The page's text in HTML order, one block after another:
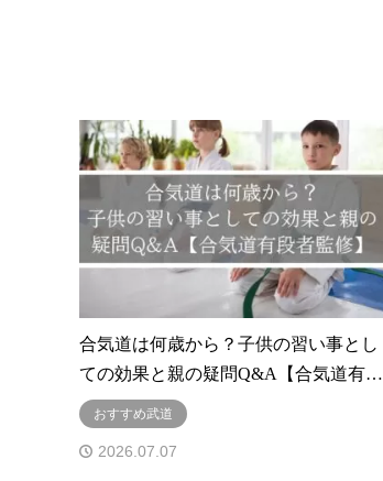
合気道は何歳から？子供の習い事とし
ての効果と親の疑問Q&A【合気道有…
おすすめ武道
2026.07.07